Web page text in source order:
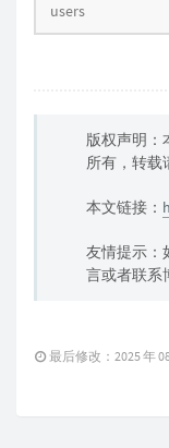
users
版权声明：
所有，转载
本文链接：
友情提示：
言或者联系
最后修改：2025 年